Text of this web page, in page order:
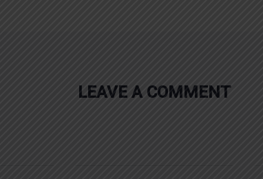
LEAVE A COMMENT